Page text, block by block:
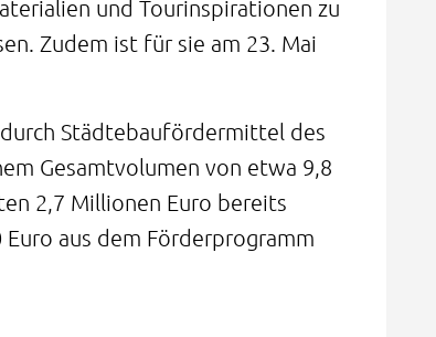
und Tourinspirationen zu
Zudem ist für sie am 23. Mai
Städtebaufördermittel des
Gesamtvolumen von etwa 9,8
2,7 Millionen Euro bereits
aus dem Förderprogramm